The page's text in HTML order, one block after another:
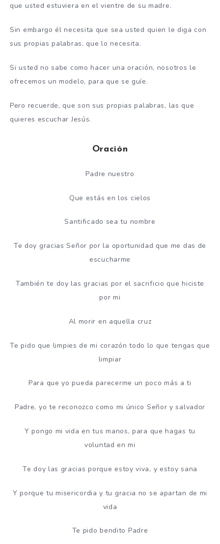
que usted estuviera en el vientre de su madre.
Sin embargo él necesita que sea usted quien le diga con
sus propias palabras, que lo necesita.
Si usted no sabe como hacer una oración, nosotros le
ofrecemos un modelo, para que se guíe.
Pero recuerde, que son sus propias palabras, las que
quieres escuchar Jesús.
Oración
Padre nuestro
Que estás en los cielos
Santificado sea tu nombre
Te doy gracias Señor por la oportunidad que me das de
escucharme
También te doy las gracias por el sacrificio que hiciste
por mi
Al morir en aquella cruz
Te pido que limpies de mi corazón todo lo que tengas que
limpiar
Para que yo pueda parecerme un poco más a ti
Padre, yo te reconozco como mi único Señor y salvador
Y pongo mi vida en tus manos, para que hagas tu
voluntad en mi
Te doy las gracias porque estoy viva, y estoy sana
Y porque tu misericordia y tu gracia no se apartan de mi
vida
Te pido bendito Padre